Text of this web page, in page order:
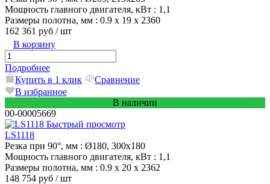
Мощность главного двигателя, кВт : 1,1
Размеры полотна, мм : 0.9 х 19 х 2360
162 361 руб / шт
В корзину
Подробнее
Купить в 1 клик
Сравнение
В избранное
В наличии
00-00005669
Быстрый просмотр
LS1118
Резка при 90°, мм : Ø180, 300х180
Мощность главного двигателя, кВт : 1,1
Размеры полотна, мм : 0.9 х 20 х 2362
148 754 руб / шт